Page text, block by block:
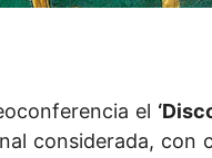
el
considerada, con